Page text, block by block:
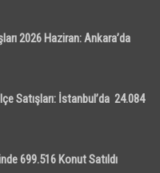
2026 Haziran: Ankara’da
Satışları: İstanbul’da 24.084
699.516 Konut Satıldı